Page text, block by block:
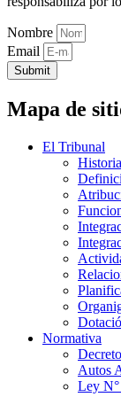
Nombre
Email
Submit
Mapa de
El Tribunal
Historia
Normativa
Autos
Ley